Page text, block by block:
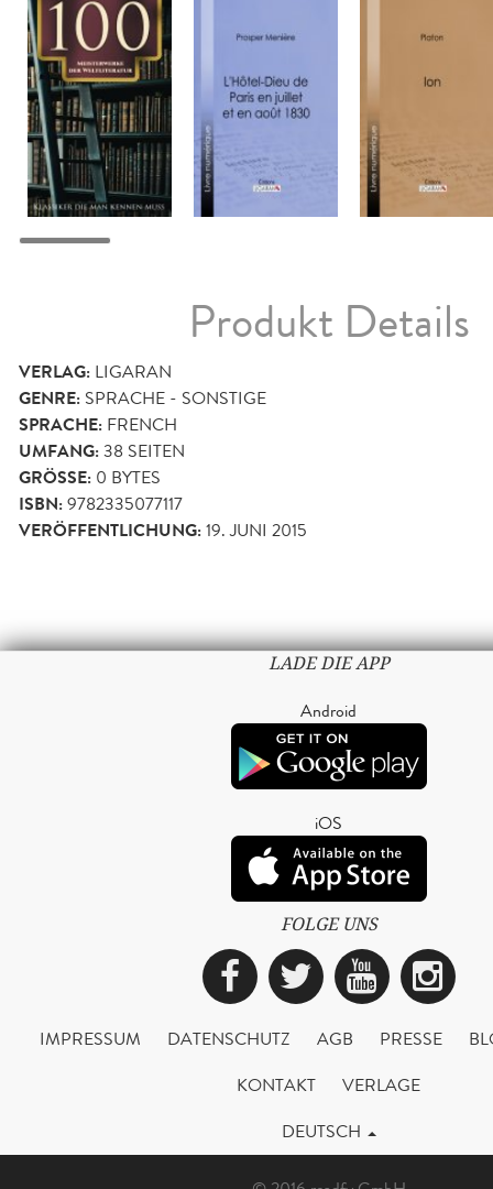
Produkt Details
VERLAG: LIGARAN
GENRE: SPRACHE - SONSTIGE
SPRACHE: FRENCH
UMFANG:38 SEITEN
GRÖSSE: 0 BYTES
ISBN:9782335077117
VERÖFFENTLICHUNG:19. JUNI 2015
LADE DIE APP
Android
iOS
FOLGE UNS
Facebook
Twitter
IMPRESSUM DATENSCHUTZ AGB PRESSE
KONTAKT
VERLAGE
DEUTSCH